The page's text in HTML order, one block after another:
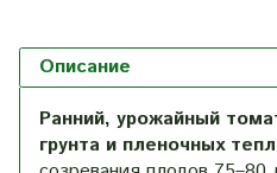
Описание
Ранний, урожайный
грунта и пленочных